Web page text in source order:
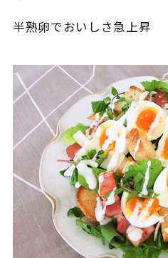
半熟卵でおいしさ急上昇